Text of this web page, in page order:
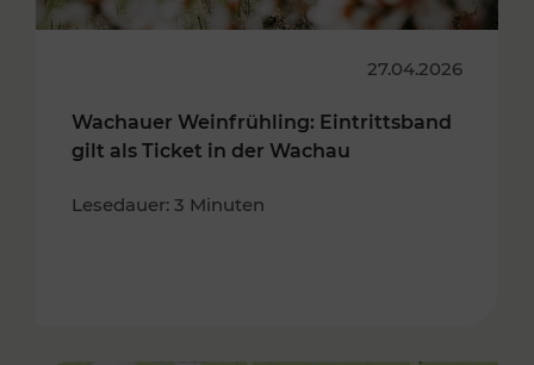
27.04.2026
Wachauer Weinfrühling: Eintrittsband
gilt als Ticket in der Wachau
Lesedauer: 3 Minuten